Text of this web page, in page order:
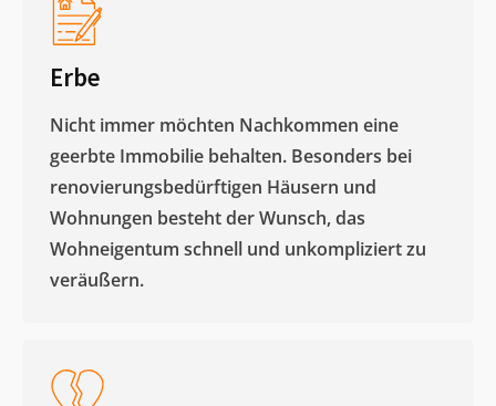
Erbe
Nicht immer möchten Nachkommen eine
geerbte Immobilie behalten. Besonders bei
renovierungsbedürftigen Häusern und
Wohnungen besteht der Wunsch, das
Wohneigentum schnell und unkompliziert zu
veräußern. ​